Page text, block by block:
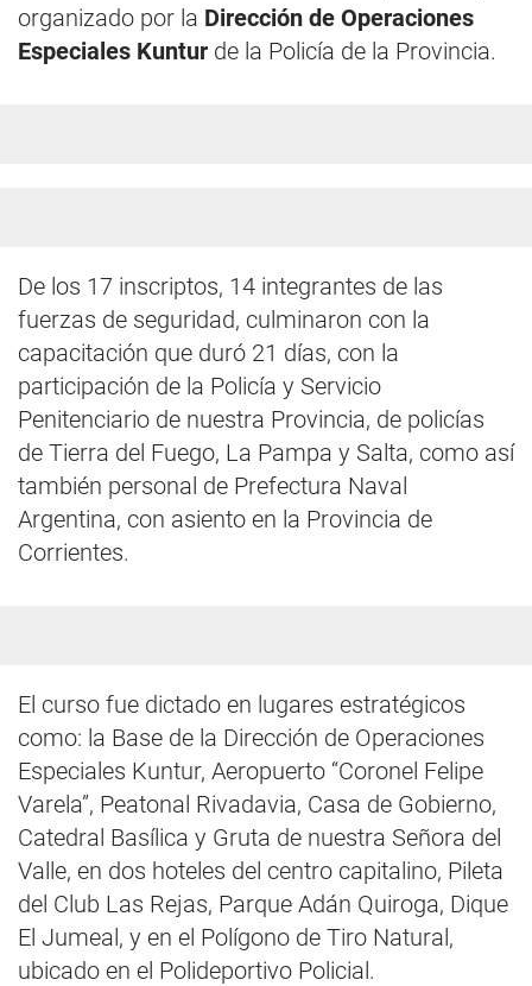
organizado por la Dirección de Operaciones
Especiales Kuntur de la Policía de la Provincia.
De los 17 inscriptos, 14 integrantes de las
fuerzas de seguridad, culminaron con la
capacitación que duró 21 días, con la
participación de la Policía y Servicio
Penitenciario de nuestra Provincia, de policías
de Tierra del Fuego, La Pampa y Salta, como así
también personal de Prefectura Naval
Argentina, con asiento en la Provincia de
Corrientes.
El curso fue dictado en lugares estratégicos
como: la Base de la Dirección de Operaciones
Especiales Kuntur, Aeropuerto “Coronel Felipe
Varela”, Peatonal Rivadavia, Casa de Gobierno,
Catedral Basílica y Gruta de nuestra Señora del
Valle, en dos hoteles del centro capitalino, Pileta
del Club Las Rejas, Parque Adán Quiroga, Dique
El Jumeal, y en el Polígono de Tiro Natural,
ubicado en el Polideportivo Policial.